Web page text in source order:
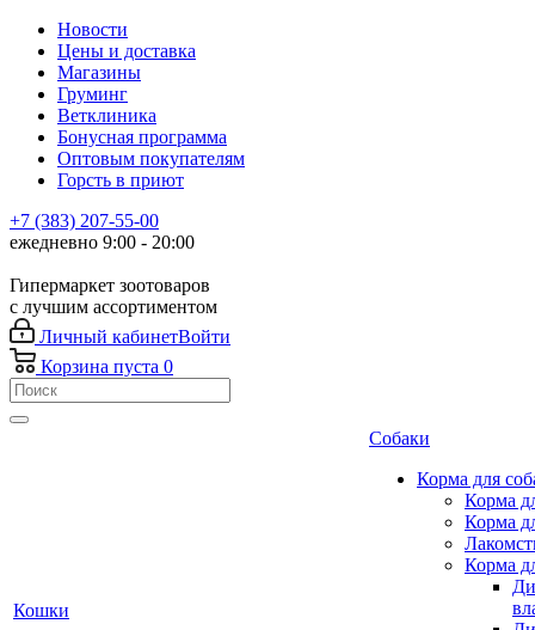
Новости
Цены и доставка
Магазины
Груминг
Ветклиника
Бонусная программа
Оптовым покупателям
Горсть в приют
+7 (383) 207-55-00
ежедневно 9:00 - 20:00
Гипермаркет зоотоваров
с лучшим ассортиментом
Личный кабинетВойти
Корзина пуста 0
Кошки
Собаки
Корма для
Корма
Корма
Корма